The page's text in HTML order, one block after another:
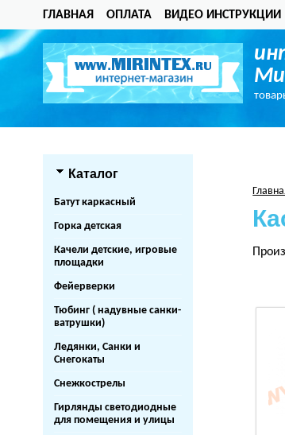
ГЛАВНАЯ ОПЛАТА ВИДЕО ИНСТРУКЦИИ
Каталог
Батут каркасный
Горка детская
Качели детские, игровые
площадки
Фейерверки
Тюбинг ( надувные санки-
ватрушки)
Ледянки, Санки и
Снегокаты
Снежкострелы
Гирлянды светодиодные
для помещения и улицы